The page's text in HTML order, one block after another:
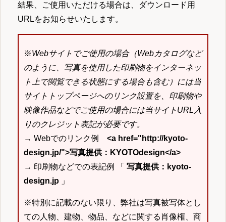
結果、ご使用いただける場合は、ダウンロード用
URLをお知らせいたします。
※Webサイトでご使用の場合（Webカタログなど
のように、写真を使用した印刷物をインターネッ
ト上で閲覧できる状態にする場合も含む）には当
サイトトップページへのリンク設置を、印刷物や
映像作品などでご使用の場合には当サイトURL入
りのクレジット表記が必要です。
→ Webでのリンク例 <a href="http://kyoto-
design.jp/">写真提供：KYOTOdesign</a>
→ 印刷物などでの表記例 「 写真提供：kyoto-
design.jp 」
※特別に記載のない限り、弊社は写真被写体とし
ての人物、建物、物品、などに関する肖像権、商